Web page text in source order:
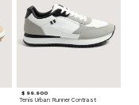
$ 99.900
Tenis Urban Runner Contrast